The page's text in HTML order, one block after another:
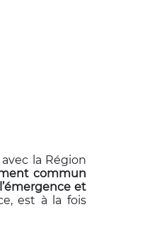
la Région
commun
et
est à la fois